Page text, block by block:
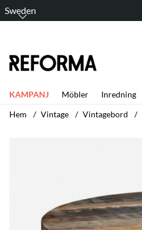
Sweden
KAMPANJ Möbler Inredning
Hem
Vintage Vintagebord